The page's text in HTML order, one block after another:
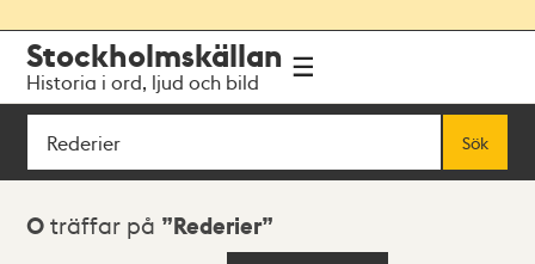
navigationen
huvudinnehållet
Stockholmskällan
Historia i ord, ljud och bild
Sök
Sök
Sökresultat
0 träffar på Rederier